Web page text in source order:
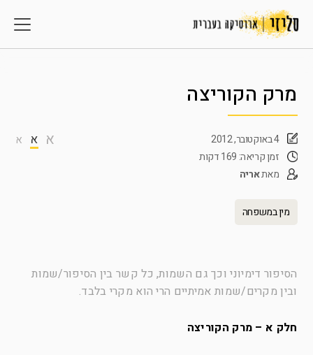
מרק הקוריצה
א א א
4 באוקטובר, 2012
זמן קריאה: 169 דקות
מאתאריה
מין במשפחה
הסיפור דימיוני וכך גם השמות, כל קשר בין הסיפור/שמות
ובין מקרים/שמות אמיתיים הרי הוא מקרי בלבד.
חלק א – מרק הקוריצה